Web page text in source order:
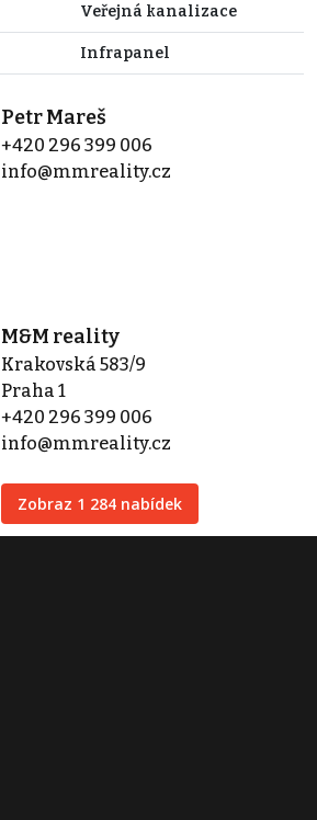
Veřejná kanalizace
Infrapanel
Petr Mareš
+420 296 399 006
info@mmreality.cz
M&M reality
Krakovská 583/9
Praha 1
+420 296 399 006
info@mmreality.cz
Zobraz 1 284 nabídek